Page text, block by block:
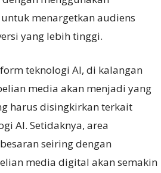
menargetkan audiens
yang lebih tinggi.
teknologi AI, di kalangan
media akan menjadi yang
harus disingkirkan terkait
AI. Setidaknya, area
seiring dengan
media digital akan semakin